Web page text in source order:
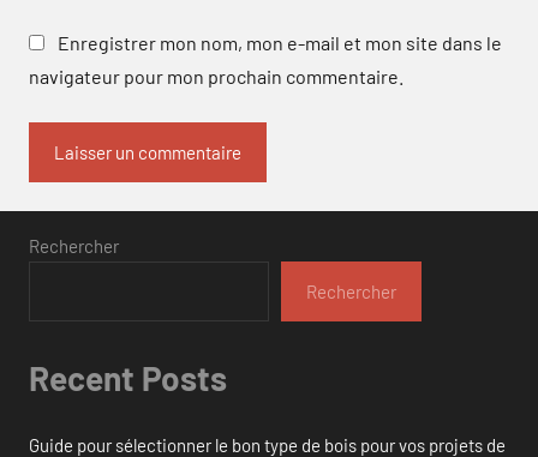
Enregistrer mon nom, mon e-mail et mon site dans le
navigateur pour mon prochain commentaire.
Rechercher
Rechercher
Recent Posts
Guide pour sélectionner le bon type de bois pour vos projets de